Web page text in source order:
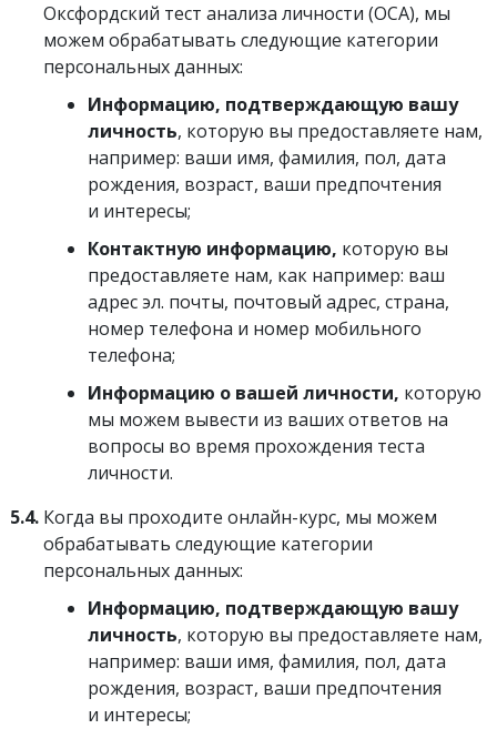
Оксфордский тест анализа личности (ОСА), мы
можем обрабатывать следующие категории
персональных данных:
Информацию, подтверждающую вашу
личность, которую вы предоставляете нам,
например: ваши имя, фамилия, пол, дата
рождения, возраст, ваши предпочтения
и интересы;
Контактную информацию, которую вы
предоставляете нам, как например: ваш
адрес эл. почты, почтовый адрес, страна,
номер телефона и номер мобильного
телефона;
Информацию о вашей личности, которую
мы можем вывести из ваших ответов на
вопросы во время прохождения теста
личности.
5.4. Когда вы проходите онлайн-курс, мы можем
обрабатывать следующие категории
персональных данных:
Информацию, подтверждающую вашу
личность, которую вы предоставляете нам,
например: ваши имя, фамилия, пол, дата
рождения, возраст, ваши предпочтения
и интересы;